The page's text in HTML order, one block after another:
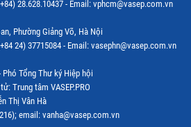
28.628.10437 - Email: vphcm@vasep.com.vn
Phường Giảng Võ, Hà Nội
24) 37715084 - Email: vasephn@vasep.com.vn
Tổng Thư ký Hiệp hội
Trung tâm VASEP.PRO
Thị Vân Hà
email: vanha@vasep.com.vn